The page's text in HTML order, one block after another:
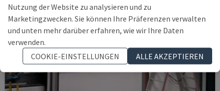
Nutzung der Website zu analysieren und zu
Marketingzwecken. Sie können Ihre Präferenzen verwalten
und unten mehr darüber erfahren, wie wir Ihre Daten
verwenden.
COOKIE-EINSTELLUNGEN
ALLE AKZEPTIEREN